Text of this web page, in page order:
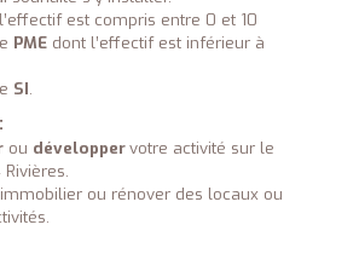
est compris entre 0 et 10
PMEdont l’effectif est inférieur à
SI.
ou développervotre activité sur le
ou rénover des locaux ou